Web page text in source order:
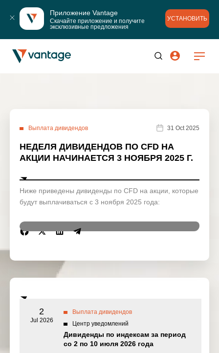
Приложение Vantage
Скачайте приложение и получите
эксклюзивные предложения
УСТАНОВИТЬ
Выплата дивидендов 31 Oct 2025
НЕДЕЛЯ ДИВИДЕНДОВ ПО CFD НА
АКЦИИ НАЧИНАЕТСЯ 3 НОЯБРЯ 2025 Г.
Ниже приведены дивиденды по CFD на акции, которые
будут выплачиваться с 3 ноября 2025 года:
Region
US AON Aon PLC 3 Nov 2025
US CITI
CITIGROUP
KMI
Kinder
Morgan Inc
2
Jul 2026
Выплата дивидендов
Центр уведомлений
Дивиденды по индексам за период
со 2 по 10 июля 2026 года